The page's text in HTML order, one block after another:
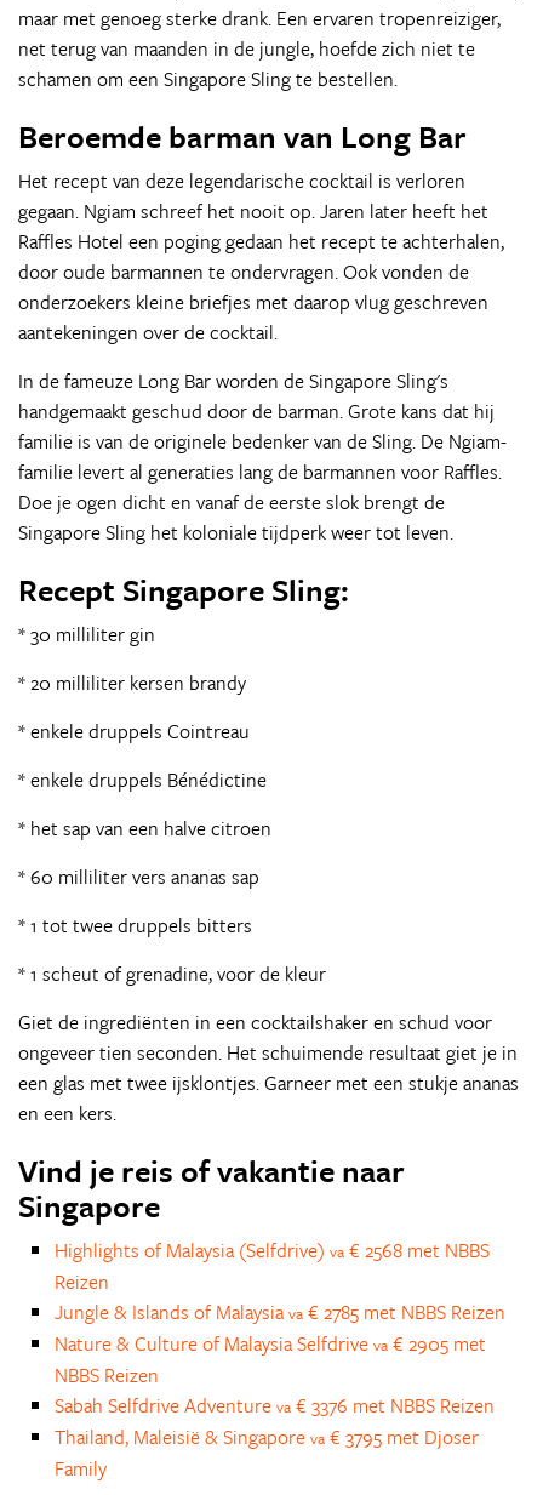
maar met genoeg sterke drank. Een ervaren tropenreiziger,
net terug van maanden in de jungle, hoefde zich niet te
schamen om een Singapore Sling te bestellen.
Beroemde barman van Long Bar
Het recept van deze legendarische cocktail is verloren
gegaan. Ngiam schreef het nooit op. Jaren later heeft het
Raffles Hotel een poging gedaan het recept te achterhalen,
door oude barmannen te ondervragen. Ook vonden de
onderzoekers kleine briefjes met daarop vlug geschreven
aantekeningen over de cocktail.
In de fameuze Long Bar worden de Singapore Sling's
handgemaakt geschud door de barman. Grote kans dat hij
familie is van de originele bedenker van de Sling. De Ngiam-
familie levert al generaties lang de barmannen voor Raffles.
Doe je ogen dicht en vanaf de eerste slok brengt de
Singapore Sling het koloniale tijdperk weer tot leven.
Recept Singapore Sling:
* 30 milliliter gin
* 20 milliliter kersen brandy
* enkele druppels Cointreau
* enkele druppels Bénédictine
* het sap van een halve citroen
* 60 milliliter vers ananas sap
* 1 tot twee druppels bitters
* 1 scheut of grenadine, voor de kleur
Giet de ingrediënten in een cocktailshaker en schud voor
ongeveer tien seconden. Het schuimende resultaat giet je in
een glas met twee ijsklontjes. Garneer met een stukje ananas
en een kers.
Vind je reis of vakantie naar
Singapore
Highlights of Malaysia (Selfdrive) va € 2568 met NBBS
Reizen
Jungle & Islands of Malaysia va € 2785 met NBBS Reizen
Nature & Culture of Malaysia Selfdrive va € 2905 met
NBBS Reizen
Sabah Selfdrive Adventure va € 3376 met NBBS Reizen
Thailand, Maleisië & Singapore va € 3795 met Djoser
Family